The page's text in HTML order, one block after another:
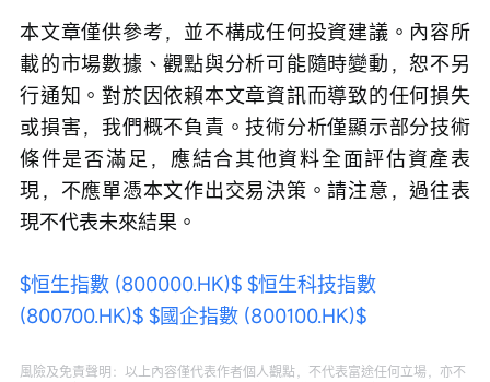
本文章僅供參考，並不構成任何投資建議。內容所
載的市場數據、觀點與分析可能隨時變動，恕不另
行通知。對於因依賴本文章資訊而導致的任何損失
或損害，我們概不負責。技術分析僅顯示部分技術
條件是否滿足，應結合其他資料全面評估資產表
現，不應單憑本文作出交易決策。請注意，過往表
現不代表未來結果。
$恒生指數 (800000.HK)$ $恒生科技指數
(800700.HK)$ $國企指數 (800100.HK)$
風險及免責聲明：以上內容僅代表作者個人觀點，不代表富途任何立場，亦不